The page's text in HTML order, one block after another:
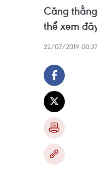
Căng
thể xem
22/07/2019 00:37